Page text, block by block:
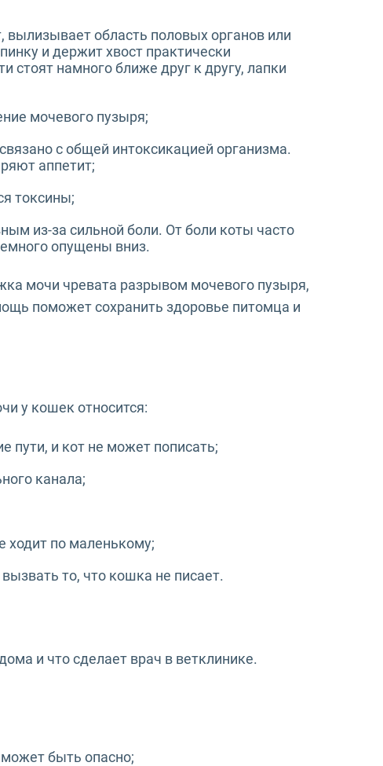
вылизывает область половых органов или
и держит хвост практически
стоят намного ближе друг к другу, лапки
мочевого пузыря;
с общей интоксикацией организма.
аппетит;
токсины;
из-за сильной боли. От боли коты часто
опущены вниз.
мочи чревата разрывом мочевого пузыря,
поможет сохранить здоровье питомца и
у кошек относится:
пути, и кот не может пописать;
канала;
ходит по маленькому;
то, что кошка не писает.
и что сделает врач в ветклинике.
быть опасно;